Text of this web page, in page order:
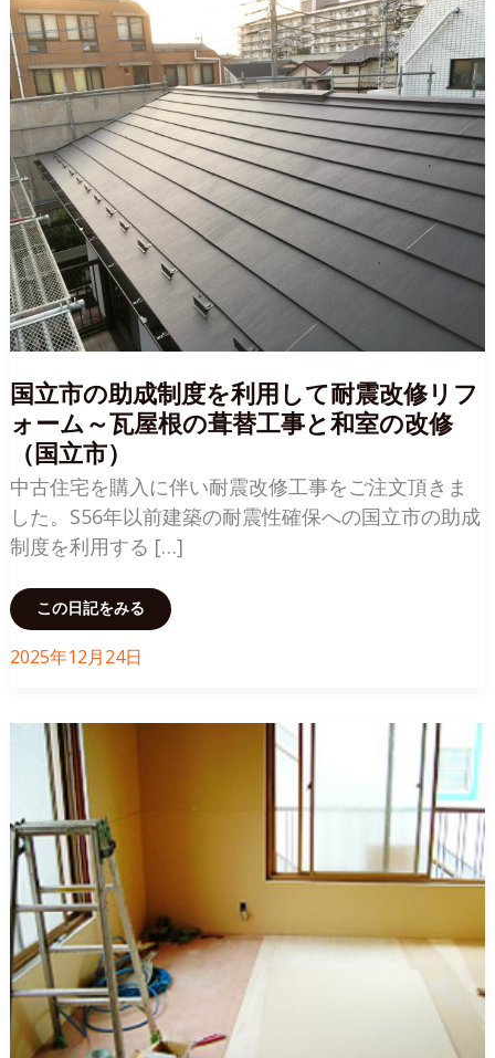
国立市の助成制度を利用して耐震改修リフ
ォーム～瓦屋根の葺替工事と和室の改修
（国立市）
中古住宅を購入に伴い耐震改修工事をご注文頂きま
した。S56年以前建築の耐震性確保への国立市の助成
制度を利用する […]
国
の
助
を
利
用
し
て
震
改
修
リ
フ
ォ
ー
ム
～
瓦
屋
根
の
葺
替
この日記をみる
2025年12月24日